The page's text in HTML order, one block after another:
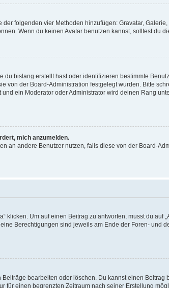
folgenden vier Methoden hinzufügen: Gravatar,
Wenn du keinen Avatar benutzen kannst, solltest du
bislang erstellt hast oder identifizieren bestimmte
von der Board-Administration festgelegt wurden. Bitte
ein Moderator oder Administrator wird deinen Rang
mich anzumelden.
an andere Benutzer nutzen, falls diese von der Board-
klicken. Um auf einen Beitrag zu antworten, musst du auf
Berechtigungen sind jeweils am Ende der Foren- und
bearbeiten oder löschen. Du kannst einen Beitrag
für einen begrenzten Zeitraum nach seiner Erstellung